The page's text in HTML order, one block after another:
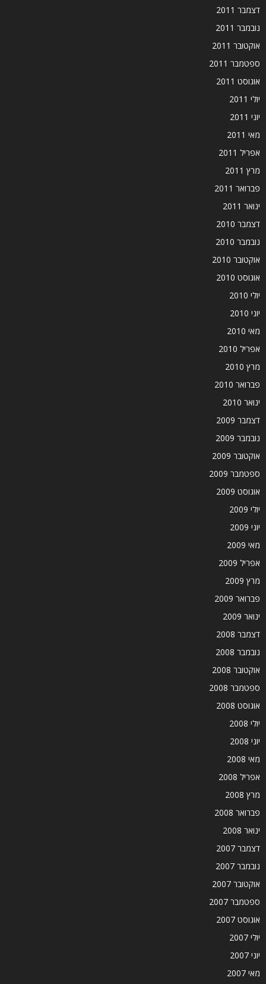
דצמבר 2011
נובמבר 2011
אוקטובר 2011
ספטמבר 2011
אוגוסט 2011
יולי 2011
יוני 2011
מאי 2011
אפריל 2011
מרץ 2011
פברואר 2011
ינואר 2011
דצמבר 2010
נובמבר 2010
אוקטובר 2010
אוגוסט 2010
יולי 2010
יוני 2010
מאי 2010
אפריל 2010
מרץ 2010
פברואר 2010
ינואר 2010
דצמבר 2009
נובמבר 2009
אוקטובר 2009
ספטמבר 2009
אוגוסט 2009
יולי 2009
יוני 2009
מאי 2009
אפריל 2009
מרץ 2009
פברואר 2009
ינואר 2009
דצמבר 2008
נובמבר 2008
אוקטובר 2008
ספטמבר 2008
אוגוסט 2008
יולי 2008
יוני 2008
מאי 2008
אפריל 2008
מרץ 2008
פברואר 2008
ינואר 2008
דצמבר 2007
נובמבר 2007
אוקטובר 2007
ספטמבר 2007
אוגוסט 2007
יולי 2007
יוני 2007
מאי 2007